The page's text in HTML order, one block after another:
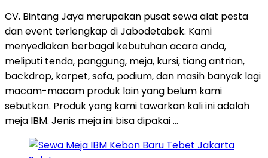
CV. Bintang Jaya merupakan pusat sewa alat pesta
dan event terlengkap di Jabodetabek. Kami
menyediakan berbagai kebutuhan acara anda,
meliputi tenda, panggung, meja, kursi, tiang antrian,
backdrop, karpet, sofa, podium, dan masih banyak lagi
macam-macam produk lain yang belum kami
sebutkan. Produk yang kami tawarkan kali ini adalah
meja IBM. Jenis meja ini bisa dipakai …